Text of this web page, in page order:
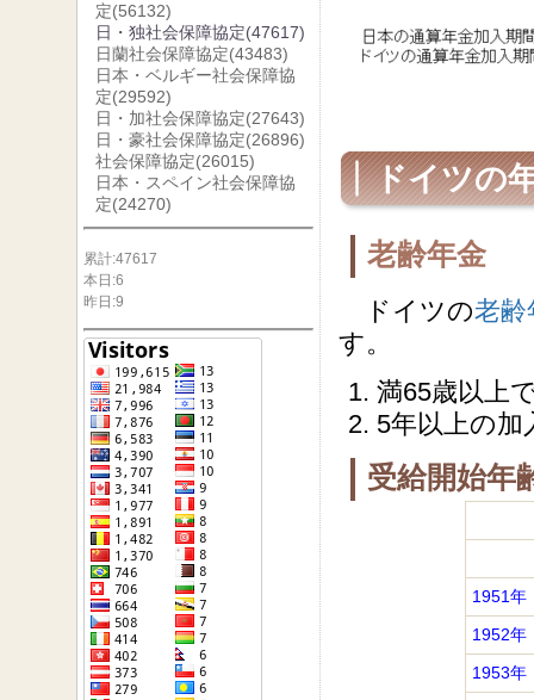
ドイツの
老齢年金
ドイツの老齢
す。
満65歳以上
5年以上の
受給開始年
1951年
1952年
1953年
定(56132)
日・独社会保障協定(47617)
日蘭社会保障協定(43483)
日本・ベルギー社会保障協
定(29592)
日・加社会保障協定(27643)
日・豪社会保障協定(26896)
社会保障協定(26015)
日本・スペイン社会保障協
定(24270)
累計:47617
本日:6
昨日:9